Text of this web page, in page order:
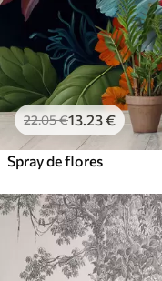
22.05€13 .23€
Spray de flores